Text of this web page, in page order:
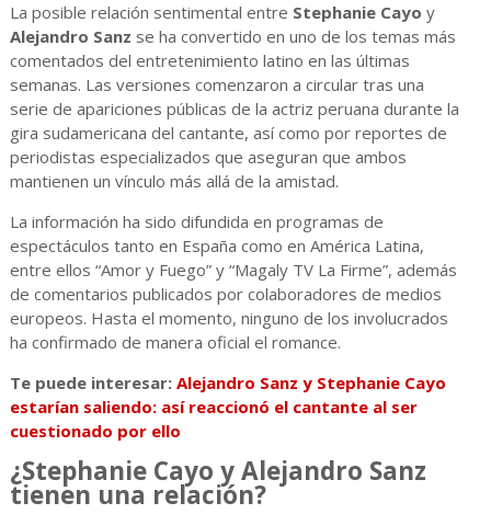
La posible relación sentimental entre Stephanie Cayo y
Alejandro Sanz se ha convertido en uno de los temas más
comentados del entretenimiento latino en las últimas
semanas. Las versiones comenzaron a circular tras una
serie de apariciones públicas de la actriz peruana durante la
gira sudamericana del cantante, así como por reportes de
periodistas especializados que aseguran que ambos
mantienen un vínculo más allá de la amistad.
La información ha sido difundida en programas de
espectáculos tanto en España como en América Latina,
entre ellos “Amor y Fuego” y “Magaly TV La Firme”, además
de comentarios publicados por colaboradores de medios
europeos. Hasta el momento, ninguno de los involucrados
ha confirmado de manera oficial el romance.
Te puede interesar:Alejandro Sanz y Stephanie Cayo
estarían saliendo: así reaccionó el cantante al ser
cuestionado por ello
¿Stephanie Cayo y Alejandro Sanz
tienen una relación?